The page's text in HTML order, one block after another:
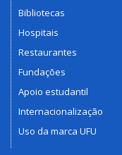
Bibliotecas
Hospitais
Restaurantes
Fundações
Apoio estudantil
Internacionalização
Uso da marca UFU